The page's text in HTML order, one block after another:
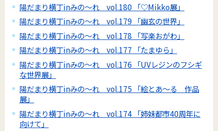
陽だまり横丁inみの～れ vol.180 「♡Mikko展」
陽だまり横丁inみの～れ vol.179 「幽玄の世界」
陽だまり横丁inみの～れ vol.178 「写楽おがわ」
陽だまり横丁inみの～れ vol.177 「たまゆら」
陽だまり横丁inみの～れ vol.176 「UVレジンのフシギ
な世界展」
陽だまり横丁inみの～れ vol.175 「絵とあ～る 作品
展」
陽だまり横丁inみの～れ vol.174 「姉妹都市40周年に
向けて」